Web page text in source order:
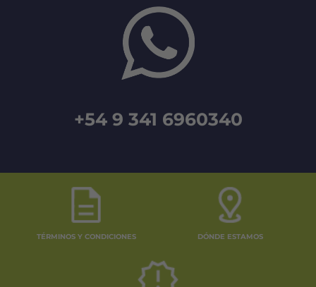
+54 9 341 6960340
TÉRMINOS Y CONDICIONES DÓNDE ESTAMOS